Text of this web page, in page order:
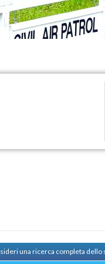
una ricerca completa